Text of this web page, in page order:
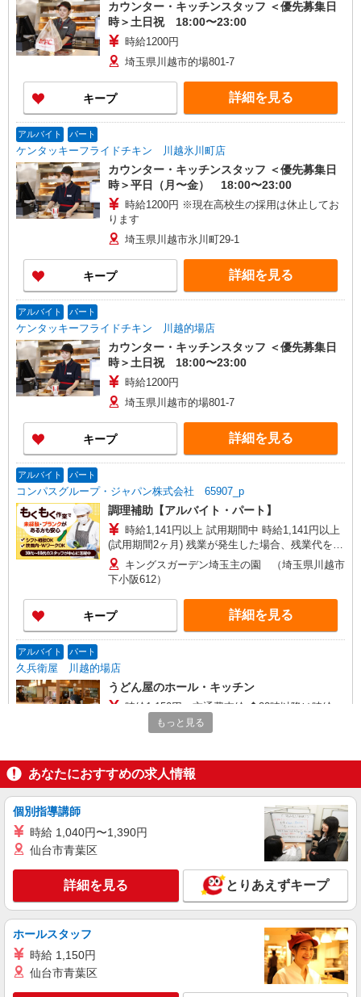
カウンター・キッチンスタッフ ＜優先募集日
時＞土日祝 18:00〜23:00
時給1200円
埼玉県川越市的場801-7
キープ 詳細を見る
アルバイト パート
ケンタッキーフライドチキン 川越氷川町店
カウンター・キッチンスタッフ ＜優先募集日
時＞平日（月〜金） 18:00〜23:00
時給1200円 ※現在高校生の採用は休止してお
ります
埼玉県川越市氷川町29‐1
キープ 詳細を見る
アルバイト パート
ケンタッキーフライドチキン 川越的場店
カウンター・キッチンスタッフ ＜優先募集日
時＞土日祝 18:00〜23:00
時給1200円
埼玉県川越市的場801-7
キープ 詳細を見る
アルバイト パート
コンパスグループ・ジャパン株式会社 65907_p
調理補助【アルバイト・パート】
時給1,141円以上 試用期間中 時給1,141円以上
(試用期間2ヶ月) 残業が発生した場合、残業代を1
分単位で別途支給します。
キングスガーデン埼玉主の園 （埼玉県川越市
下小阪612）
キープ 詳細を見る
アルバイト パート
久兵衛屋 川越的場店
うどん屋のホール・キッチン
時給1,150円＋交通費支給 ◆22時以降は時給
1,438円 ◆高校生は時給1,141円
キープ
アルバイト パート
すき家 川越木野目店
すき家の店舗スタッフ（接客・調理・清掃な
時給1,200円 ※22:00〜翌5:00：時給1,500円 ※
高校生時給1,150円 ※早朝手当（5:00〜9:00）時給
＋150円
埼玉県川越市木野目1560-1
キープ 詳細を見る
アルバイト パート
もっと見る
あなたにおすすめの求人情報
個別指導講師
時給 1,040円〜1,390円
仙台市青葉区
詳細を見る とりあえずキープ
ホールスタッフ
時給 1,150円
仙台市青葉区